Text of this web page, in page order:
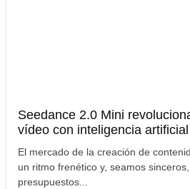
Seedance 2.0 Mini
vídeo con inteligencia
El mercado de la creación de
un ritmo frenético y, seamos
presupuestos...